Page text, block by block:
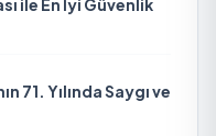
71. Yılında Saygı ve